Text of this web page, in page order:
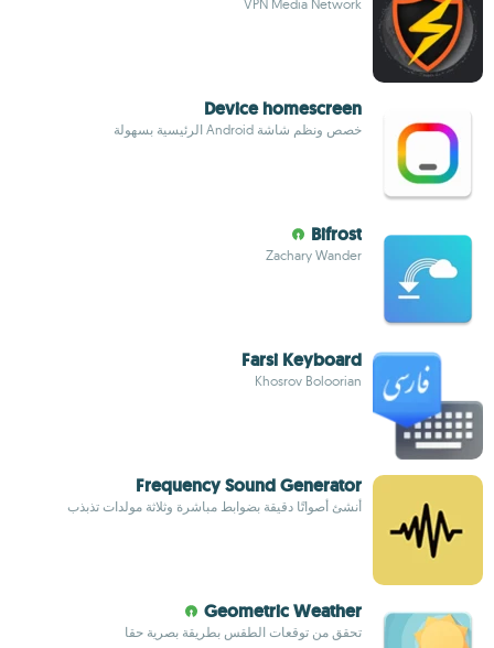
VPN Media Network
Device homescreen
خصص ونظم شاشة Android الرئيسية بسهولة
Bifrost
Zachary Wander
Farsi Keyboard
Khosrov Boloorian
Frequency Sound Generator
أنشئ أصواتًا دقيقة بضوابط مباشرة وثلاثة مولدات تذبذب
Geometric Weather
تحقق من توقعات الطقس بطريقة بصرية حقا